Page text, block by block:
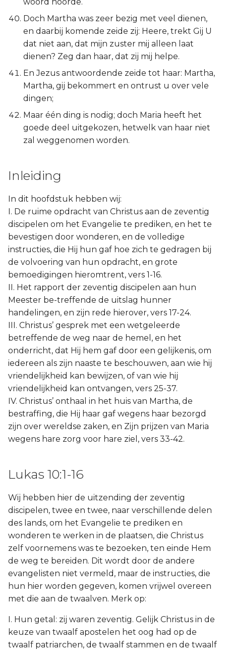
Doch Martha was zeer bezig met veel dienen,
en daarbij komende zeide zij: Heere, trekt Gij U
dat niet aan, dat mijn zuster mij alleen laat
dienen? Zeg dan haar, dat zij mij helpe.
En Jezus antwoordende zeide tot haar: Martha,
Martha, gij bekommert en ontrust u over vele
dingen;
Maar één ding is nodig; doch Maria heeft het
goede deel uitgekozen, hetwelk van haar niet
zal weggenomen worden.
Inleiding
In dit hoofdstuk hebben wij:
I. De ruime opdracht van Christus aan de zeventig
discipelen om het Evangelie te prediken, en het te
bevestigen door wonderen, en de volledige
instructies, die Hij hun gaf hoe zich te gedragen bij
de volvoering van hun opdracht, en grote
bemoedigingen hieromtrent, vers 1-16.
II. Het rapport der zeventig discipelen aan hun
Meester be-treffende de uitslag hunner
handelingen, en zijn rede hierover, vers 17-24.
III. Christus’ gesprek met een wetgeleerde
betreffende de weg naar de hemel, en het
onderricht, dat Hij hem gaf door een gelijkenis, om
iedereen als zijn naaste te beschouwen, aan wie hij
vriendelijkheid kan bewijzen, of van wie hij
vriendelijkheid kan ontvangen, vers 25-37.
IV. Christus’ onthaal in het huis van Martha, de
bestraffing, die Hij haar gaf wegens haar bezorgd
zijn over wereldse zaken, en Zijn prijzen van Maria
wegens hare zorg voor hare ziel, vers 33-42.
Lukas 10:1-16
Wij hebben hier de uitzending der zeventig
discipelen, twee en twee, naar verschillende delen
des lands, om het Evangelie te prediken en
wonderen te werken in de plaatsen, die Christus
zelf voornemens was te bezoeken, ten einde Hem
de weg te bereiden. Dit wordt door de andere
evangelisten niet vermeld, maar de instructies, die
hun hier worden gegeven, komen vrijwel overeen
met die aan de twaalven. Merk op:
I. Hun getal: zij waren zeventig. Gelijk Christus in de
keuze van twaalf apostelen het oog had op de
twaalf patriarchen, de twaalf stammen en de twaalf